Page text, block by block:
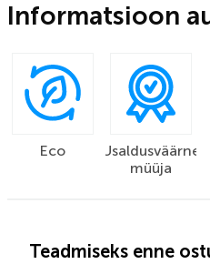
Informatsioon
Eco
Usaldusväärne
müüja
Teadmiseks enne